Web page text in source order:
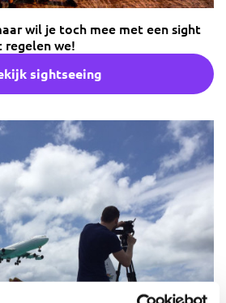
wil je toch mee met een sight
regelen we!
sightseeing